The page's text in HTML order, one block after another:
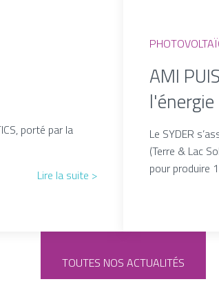
porté par la
Lire la suite >
AMI
Le SYDER
(Terre & Lac
pour produire
TOUTES NOS ACTUALITÉS